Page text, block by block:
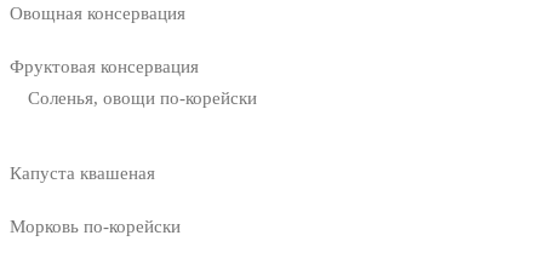
Овощная консервация
Фруктовая консервация
Соленья, овощи по-корейски
Капуста квашеная
Морковь по-корейски